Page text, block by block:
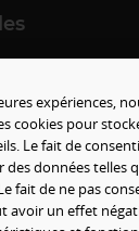
ventes
expériences,
cookies pour
Le fait de
données telles
fait de ne pas
avoir un effet